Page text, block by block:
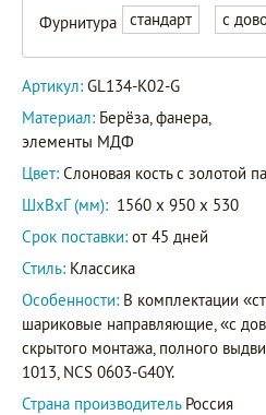
Фурнитура стандарт с
Артикул: GL134-K02-G
Материал: Берёза, фанера,
элементы МДФ
Цвет: Слоновая кость с золотой
ШxВxГ (мм): 1560 x 950 x 530
Срок поставки: от 45 дней
Стиль: Классика
Особенности: В комплектации
шариковые направляющие, «с
скрытого монтажа, полного
1013, NCS 0603-G40Y.
Страна производитель Россия